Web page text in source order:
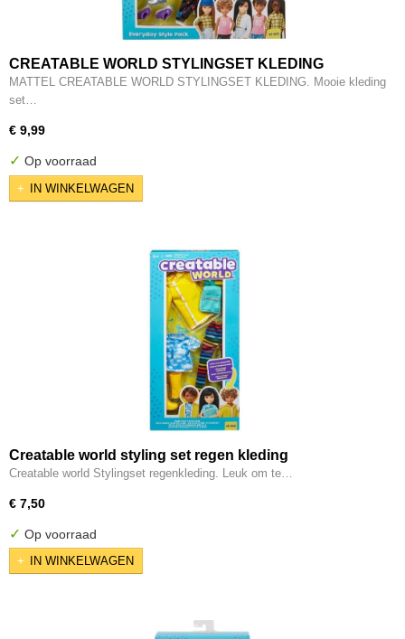
CREATABLE WORLD STYLINGSET KLEDING
MATTEL CREATABLE WORLD STYLINGSET KLEDING. Mooie kleding
set…
€ 9,99
✓ Op voorraad
IN WINKELWAGEN
Creatable world styling set regen kleding
Creatable world Stylingset regenkleding. Leuk om te…
€ 7,50
✓ Op voorraad
IN WINKELWAGEN